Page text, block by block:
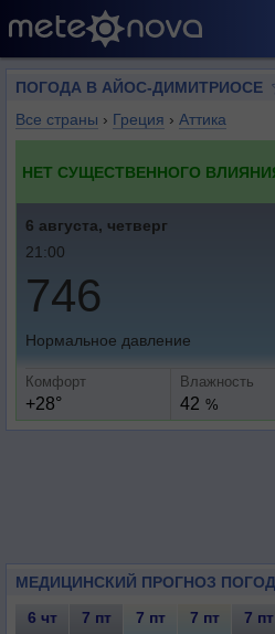
ПОГОДА В АЙОС-ДИМИТРИОСЕ
Все страны › Греция › Аттика
НЕТ СУЩЕСТВЕННОГО
6 августа, четверг
21:00
746
Нормальное давление
Комфорт
+28°
Влажность
42 %
МЕДИЦИНСКИЙ ПРОГНОЗ
6 чт 7 пт 7 пт 7 пт 7 пт